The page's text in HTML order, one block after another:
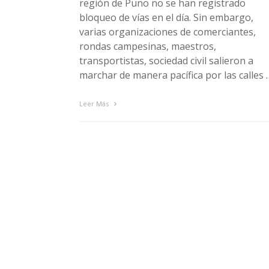
región de Puno no se han registrado
bloqueo de vías en el día. Sin embargo,
varias organizaciones de comerciantes,
rondas campesinas, maestros,
transportistas, sociedad civil salieron a
marchar de manera pacífica por las calles
Leer Más